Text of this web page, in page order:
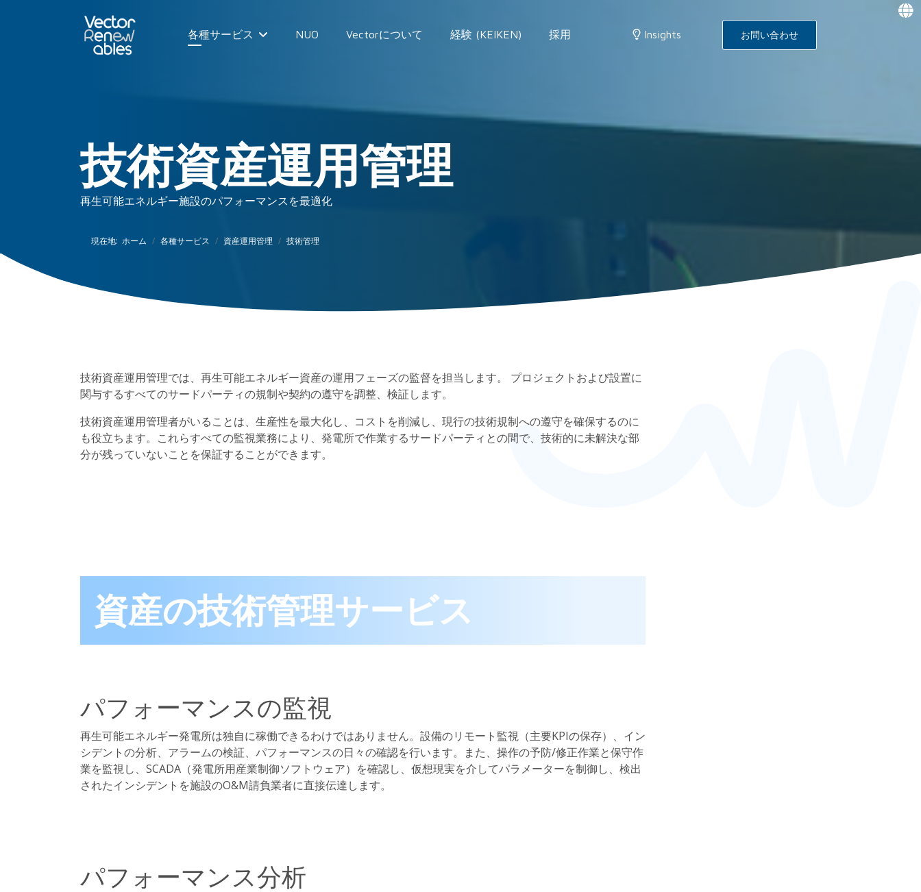
各種サービス NUO Vectorについて 経験 (KEIKEN) 採用 Insights お問い合わせ
技術資産運用管理
再生可能エネルギー施設のパフォーマンスを最適化
現在地: ホーム 各種サービス 資産運用管理 技術管理
技術資産運用管理では、再生可能エネルギー資産の運用フェーズの監督を担当します。 プロジェクトおよび設置に
関与するすべてのサードパーティの規制や契約の遵守を調整、検証します。
技術資産運用管理者がいることは、生産性を最大化し、コストを削減し、現行の技術規制への遵守を確保するのに
も役立ちます。これらすべての監視業務により、発電所で作業するサードパーティとの間で、技術的に未解決な部
分が残っていないことを保証することができます。
資産の技術管理サービス
パフォーマンスの監視
再生可能エネルギー発電所は独自に稼働できるわけではありません。設備のリモート監視（主要KPIの保存）、イン
シデントの分析、アラームの検証、パフォーマンスの日々の確認を行います。また、操作の予防/修正作業と保守作
業を監視し、SCADA（発電所用産業制御ソフトウェア）を確認し、仮想現実を介してパラメーターを制御し、検出
されたインシデントを施設のO&M請負業者に直接伝達します。
パフォーマンス分析